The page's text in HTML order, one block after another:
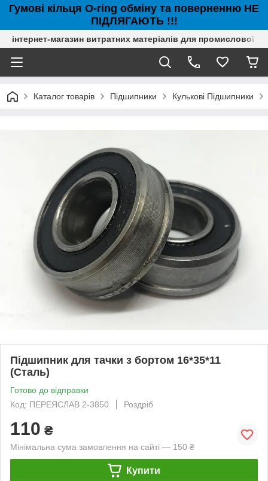
Гумові кільця O-ring обміну та поверненню НЕ
ПІДЛЯГАЮТЬ !!!
інтернет-магазин витратних матеріалів для промислової
Каталог товарів Підшипники Кулькові Підшипники
Підшипник для тачки з бортом 16*35*11
(Сталь)
Готово до відправки
Код: ПЕРЕЯСЛАВ 2-3850
Роздріб
110 ₴
Мінімальна сума замовлення на сайті — 150 ₴
Купити